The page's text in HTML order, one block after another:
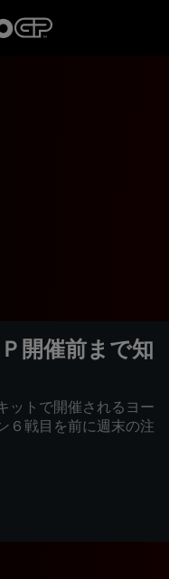
開催前まで知
ットで開催されるヨー
６戦目を前に週末の注